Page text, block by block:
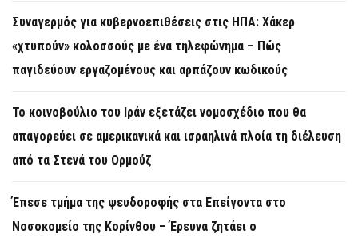
Συναγερμός για κυβερνοεπιθέσεις στις ΗΠΑ: Χάκερ
«χτυπούν» κολοσσούς με ένα τηλεφώνημα – Πώς
παγιδεύουν εργαζομένους και αρπάζουν κωδικούς
Το κοινοβούλιο του Ιράν εξετάζει νομοσχέδιο που θα
απαγορεύει σε αμερικανικά και ισραηλινά πλοία τη διέλευση
από τα Στενά του Ορμούζ
Έπεσε τμήμα της ψευδοροφής στα Επείγοντα στο
Νοσοκομείο της Κορίνθου – Έρευνα ζητάει ο